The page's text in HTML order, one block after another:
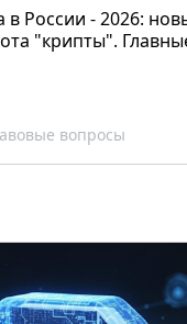
в России - 2026:
"крипты".
вопросы